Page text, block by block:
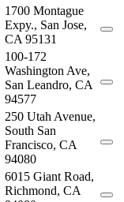
1700 Montague
Expy., San Jose,
CA 95131
100-172
Washington Ave,
San Leandro, CA
94577
250 Utah Avenue,
South San
Francisco, CA
94080
6015 Giant Road,
Richmond, CA